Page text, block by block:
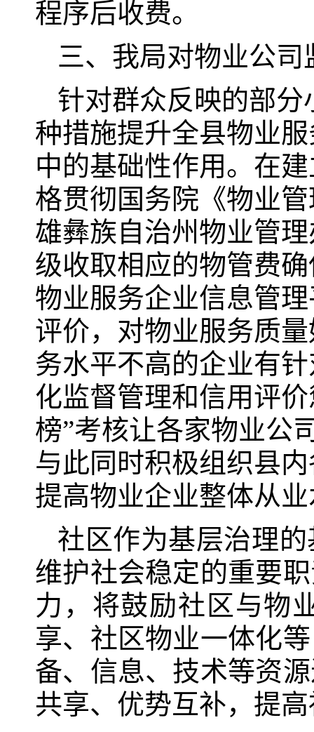
程序后收费。
三、我局对物业公司
针对群众反映的部
种措施提升全县物业
中的基础性作用。在
格贯彻国务院《物业
雄彝族自治州物业管
级收取相应的物管费
物业服务企业信息管
评价，对物业服务质
务水平不高的企业有
化监督管理和信用评
榜”考核让各家物业公
与此同时积极组织县
提高物业企业整体从
社区作为基层治理
维护社会稳定的重要
力，将鼓励社区与物
享、社区物业一体化
备、信息、技术等资
共享、优势互补，提